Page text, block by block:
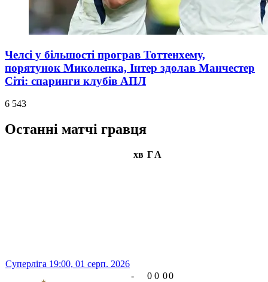
Челсі у більшості програв Тоттенхему,
порятунок Миколенка, Інтер здолав Манчестер
Сіті: спаринги клубів АПЛ
6 543
Останні матчі гравця
хв ГА
Суперліга 19:00, 01 серп. 2026
- 0 0 00